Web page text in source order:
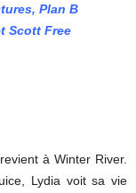
Plan B
Scott Free
à Winter River.
Lydia voit sa vie